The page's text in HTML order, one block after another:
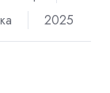
2025